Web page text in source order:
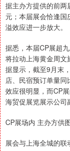
据主办方提供的前两
元；本届展会恰逢国
溢效应进一步放大。
据悉，本届CP展超
将拉动上海黄金周
据显示，截至9月末
店、民宿预订单量同
效应很明显，而CP
海贸促展览展示公司
CP展场内 主办方供
展会与上海全城的联